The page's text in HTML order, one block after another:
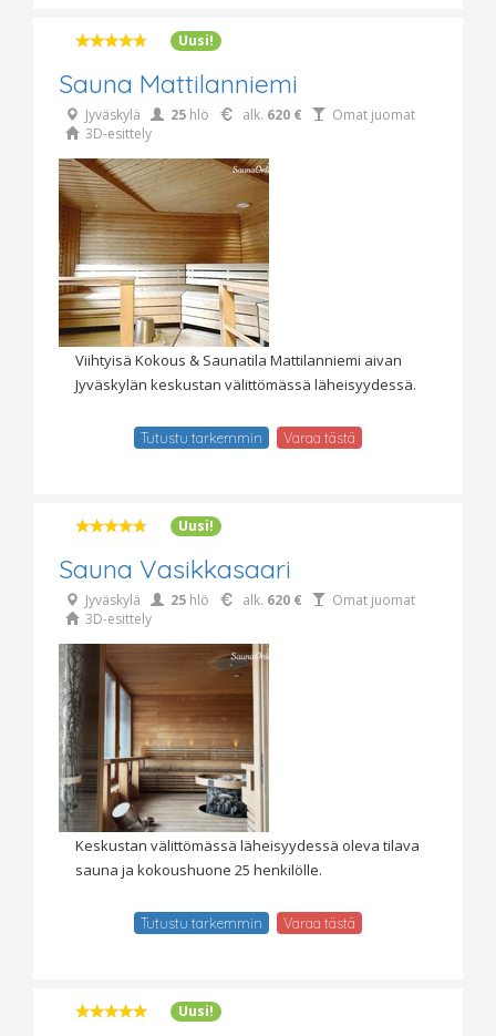
Uusi!
Sauna Mattilanniemi
Jyväskylä 25 hlö alk. 620 €
Omat juomat
3D-esittely
Viihtyisä Kokous & Saunatila Mattilanniemi aivan
Jyväskylän keskustan välittömässä läheisyydessä.
Tutustu tarkemmin Varaa tästä
Uusi!
Sauna Vasikkasaari
Jyväskylä 25 hlö alk. 620 €
Omat juomat
3D-esittely
Keskustan välittömässä läheisyydessä oleva tilava
sauna ja kokoushuone 25 henkilölle.
Tutustu tarkemmin Varaa tästä
Uusi!